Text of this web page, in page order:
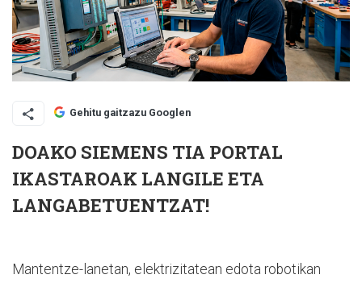
Gehitu gaitzazu Googlen
DOAKO SIEMENS TIA PORTAL
IKASTAROAK LANGILE ETA
LANGABETUENTZAT!
Mantentze-lanetan, elektrizitatean edota robotikan